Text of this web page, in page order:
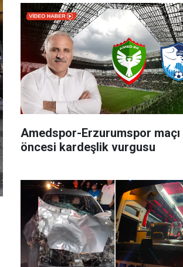
Amedspor-Erzurumspor maçı
öncesi kardeşlik vurgusu